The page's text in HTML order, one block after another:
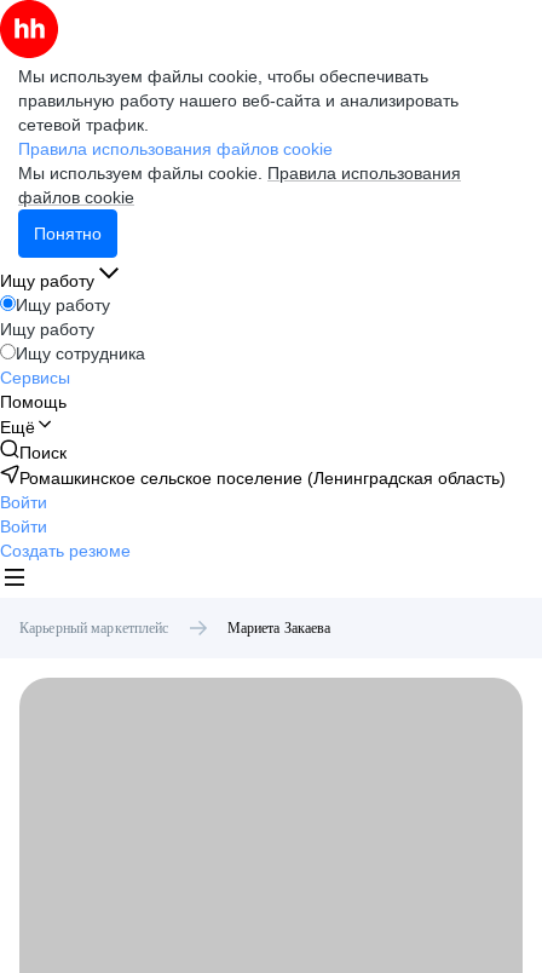
Мы используем файлы cookie, чтобы обеспечивать
правильную работу нашего веб-сайта и анализировать
сетевой трафик.
Правила использования файлов cookie
Мы используем файлы cookie. Правила использования
файлов cookie
Понятно
Ищу работу
Ищу работу
Ищу работу
Ищу сотрудника
Сервисы
Помощь
Ещё
Поиск
Ромашкинское сельское поселение (Ленинградская область)
Войти
Войти
Создать резюме
Карьерный маркетплейс Мариета Закаева